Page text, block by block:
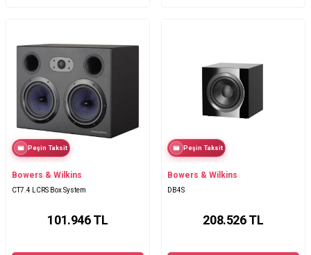
Peşin Taksit
Bowers & Wilkins
CT7.4 LCRS Box System
101.946TL
Peşin Taksit
Bowers & Wilkins
DB4S
208.526TL